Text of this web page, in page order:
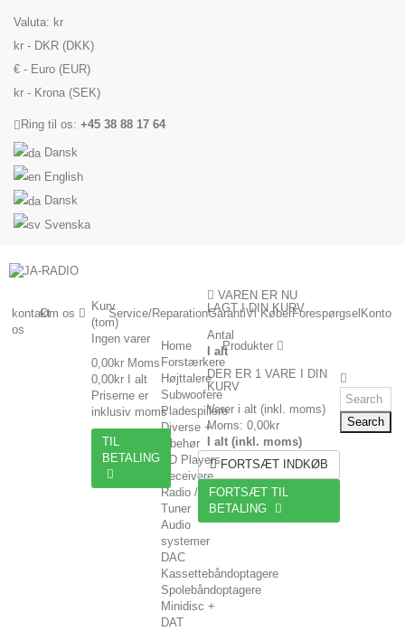
Valuta: kr
kr - DKR (DKK)
€ - Euro (EUR)
kr - Krona (SEK)
Ring til os: +45 38 88 17 64
Dansk
English
Dansk
Svenska
Konto
Forespørgsel
Vi Køber
Garanti
Service/Reparation
Om os
kontakt
os
Produkter
Home
Forstærkere
Højttalere
Subwoofere
Pladespillere
Diverse +
tilbehør
CD Players
Receivere
Radio /
Tuner
Audio
systemer
DAC
Kassettebåndoptagere
Spolebåndoptagere
Minidisc +
DAT
Kurv
(tom)
Ingen varer
0,00kr Moms
0,00kr
I alt
Priserne er
inklusiv moms
TIL
BETALING
VAREN ER NU
LAGT I DIN KURV
Antal
I alt
DER ER 1 VARE I DIN
KURV
Varer i alt (inkl. moms)
Moms: 0,00kr
I alt (inkl. moms)
FORTSÆT INDKØB
FORTSÆT TIL
BETALING
Search